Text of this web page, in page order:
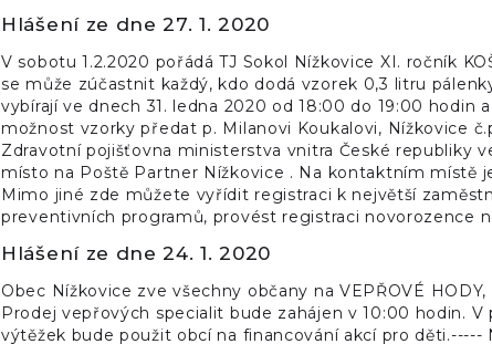
Hlášení ze dne 27. 1. 2020
V sobotu 1.2.2020 pořádá TJ Sokol Nížkovice XI. ročník
se může zúčastnit každý, kdo dodá vzorek 0,3 litru
vybírají ve dnech 31. ledna 2020 od 18:00 do 19:00 hodin
možnost vzorky předat p. Milanovi Koukalovi, Nížkovice
Zdravotní pojišťovna ministerstva vnitra České republiky
místo na Poště Partner Nížkovice . Na kontaktním místě
Mimo jiné zde můžete vyřídit registraci k největší
preventivních programů, provést registraci novorozence
Hlášení ze dne 24. 1. 2020
Obec Nížkovice zve všechny občany na VEPŘOVÉ
Prodej vepřových specialit bude zahájen v 10:00 hodin.
výtěžek bude použit obcí na financování akcí pro